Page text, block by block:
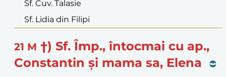
Sf. Cuv. Talasie
Sf. Lidia din Filipi
21 M †) Sf. Împ., întocmai cu ap.,
Constantin și mama sa, Elena